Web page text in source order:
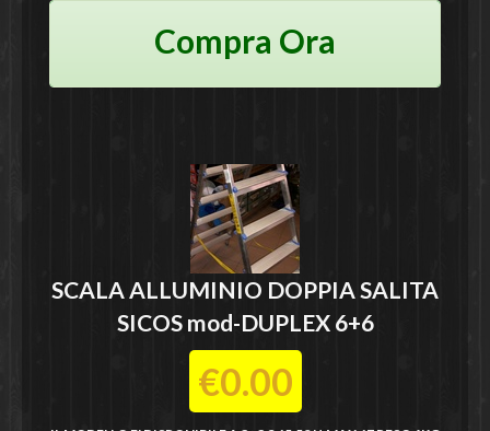
Compra Ora
SCALA ALLUMINIO DOPPIA SALITA
SICOS mod-DUPLEX 6+6
€0.00